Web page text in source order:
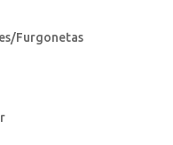
Furgonetas